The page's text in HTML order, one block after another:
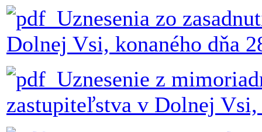
Uznesenia zo
Dolnej Vsi, konaného dňa
Uznesenie z
zastupiteľstva v Dolnej Vsi,